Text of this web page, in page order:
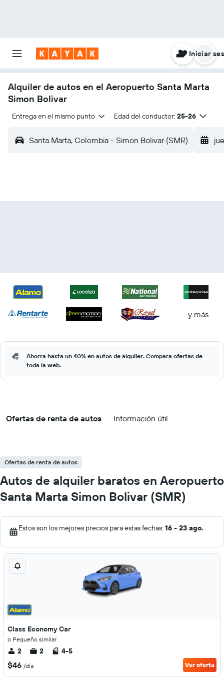
Iniciar
Alquiler de autos en el Aeropuerto Santa Marta
Simon Bolivar
Entrega en el mismo punto Edad del conductor: 25-26
Santa Marta, Colombia - Simon Bolivar (SMR)
...y más
Ahorra hasta un 40% en autos de alquiler. Compara ofertas de
toda la web.
Ofertas de renta de autos Información útil
Ofertas de renta de autos
Autos de alquiler baratos en Aeropuerto
Santa Marta Simon Bolivar (SMR)
Estos son los mejores precios para estas fechas: 16 - 23 ago.
Class Economy Car
o Pequeño similar
2 2 4-5
$46 /día Ver oferta